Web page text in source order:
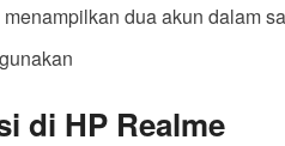
dua akun dalam
di HP Realme